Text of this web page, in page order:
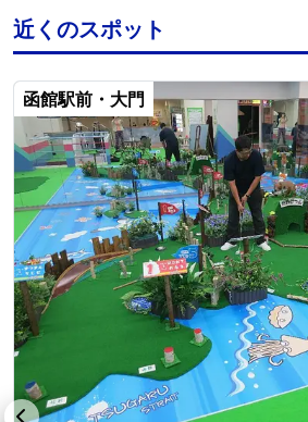
近くのスポット
函館駅前・大門